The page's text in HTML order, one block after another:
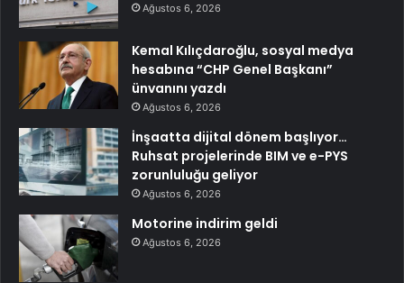
Ağustos 6, 2026
Kemal Kılıçdaroğlu, sosyal medya
hesabına “CHP Genel Başkanı”
ünvanını yazdı
Ağustos 6, 2026
İnşaatta dijital dönem başlıyor…
Ruhsat projelerinde BIM ve e-PYS
zorunluluğu geliyor
Ağustos 6, 2026
Motorine indirim geldi
Ağustos 6, 2026